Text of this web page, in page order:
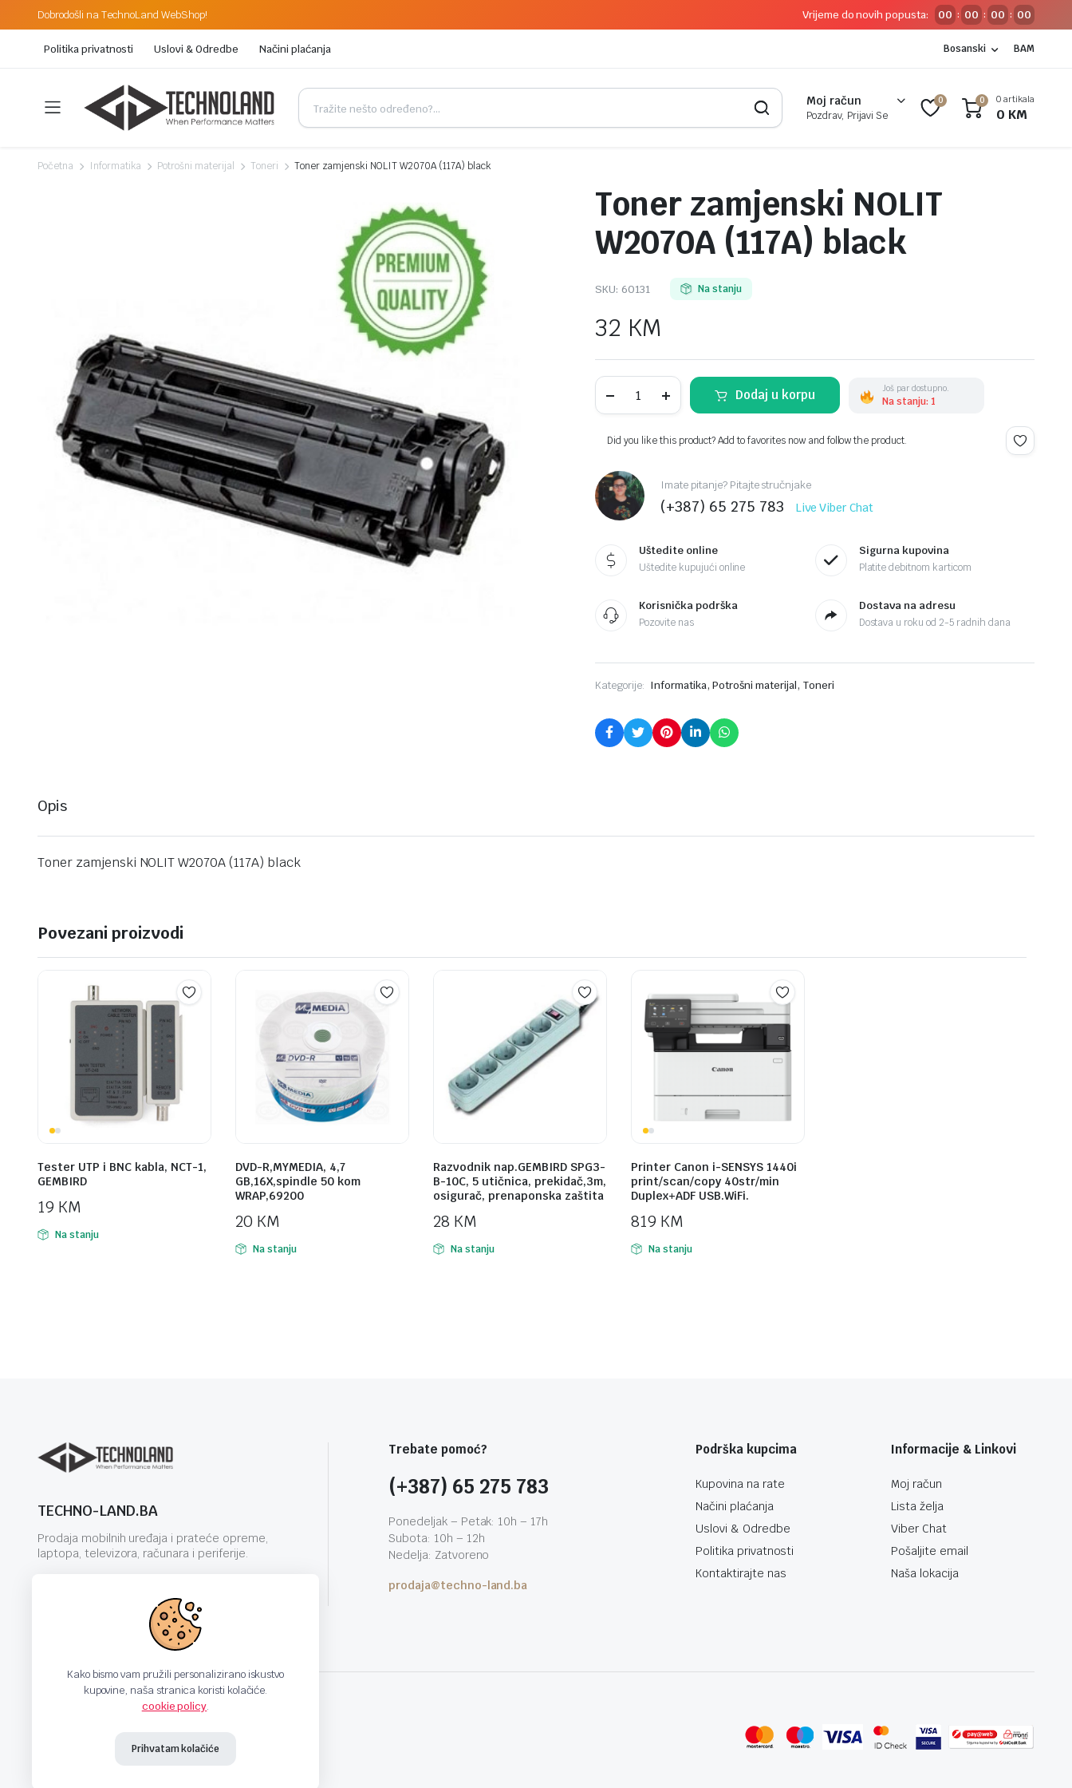
Dobrodošli na TechnoLand WebShop! Vrijeme do novih popusta: 00 : 00 : 00 : 00
Politika privatnosti Uslovi & Odredbe Načini plaćanja Bosanski BAM
Moj račun
Pozdrav, Prijavi Se
0 0 0 artikala
0 KM
Početna Informatika Potrošni materijal Toneri Toner zamjenski NOLIT W2070A (117A) black
Toner zamjenski NOLIT
W2070A (117A) black
SKU: 60131 Na stanju
32 KM
zamjenski
NOLIT
(117A)
black
Dodaj u korpu Još par dostupno.
Na stanju: 1
Did you like this product? Add to favorites now and follow the product.
Imate pitanje? Pitajte stručnjake
(+387) 65 275 783 Live Viber Chat
Uštedite online
Uštedite kupujući online
Sigurna kupovina
Platite debitnom karticom
Korisnička podrška
Pozovite nas
Dostava na adresu
Dostava u roku od 2-5 radnih dana
Kategorije: Informatika, Potrošni materijal, Toneri
Opis
Toner zamjenski NOLIT W2070A (117A) black
Povezani proizvodi
Tester UTP i BNC kabla, NCT-1,
GEMBIRD
19 KM
Na stanju
DVD-R,MYMEDIA, 4,7
GB,16X,spindle 50 kom
WRAP,69200
20 KM
Na stanju
Razvodnik nap.GEMBIRD SPG3-
B-10C, 5 utičnica, prekidač,3m,
osigurač, prenaponska zaštita
28 KM
Na stanju
Printer Canon i-SENSYS 1440i
print/scan/copy 40str/min
Duplex+ADF USB.WiFi.
819 KM
Na stanju
TECHNO-LAND.BA
Prodaja mobilnih uređaja i prateće opreme,
laptopa, televizora, računara i periferije.
Trebate pomoć?
(+387) 65 275 783
Ponedeljak – Petak: 10h – 17h
Subota: 10h – 12h
Nedelja: Zatvoreno
prodaja@techno-land.ba
Podrška kupcima
Kupovina na rate
Načini plaćanja
Uslovi & Odredbe
Politika privatnosti
Kontaktirajte nas
Informacije & Linkovi
Moj račun
Lista želja
Viber Chat
Pošaljite email
Naša lokacija
Kako bismo vam pružili personalizirano iskustvo
kupovine, naša stranica koristi kolačiće.
cookie policy.
Prihvatam kolačiće